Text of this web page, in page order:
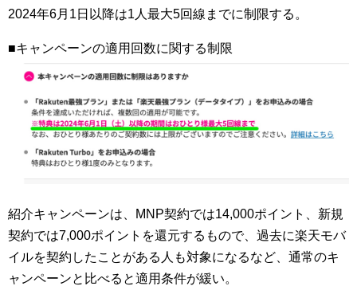
2024年6月1日以降は1人最大5回線までに制限する。
■キャンペーンの適用回数に関する制限
紹介キャンペーンは、MNP契約では14,000ポイント、新規
契約では7,000ポイントを還元するもので、過去に楽天モバ
イルを契約したことがある人も対象になるなど、通常のキ
ャンペーンと比べると適用条件が緩い。